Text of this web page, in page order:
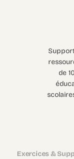
de
Exercices &